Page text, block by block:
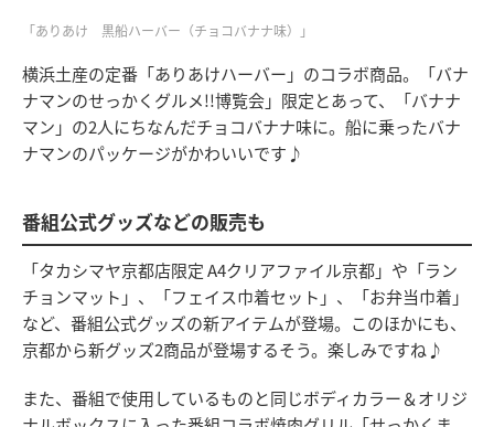
「ありあけ 黒船ハーバー（チョコバナナ味）」
横浜土産の定番「ありあけハーバー」のコラボ商品。「バナ
ナマンのせっかくグルメ!!博覧会」限定とあって、「バナナ
マン」の2人にちなんだチョコバナナ味に。船に乗ったバナ
ナマンのパッケージがかわいいです♪
番組公式グッズなどの販売も
「タカシマヤ京都店限定 A4クリアファイル京都」や「ラン
チョンマット」、「フェイス巾着セット」、「お弁当巾着」
など、番組公式グッズの新アイテムが登場。このほかにも、
京都から新グッズ2商品が登場するそう。楽しみですね♪
また、番組で使用しているものと同じボディカラー＆オリジ